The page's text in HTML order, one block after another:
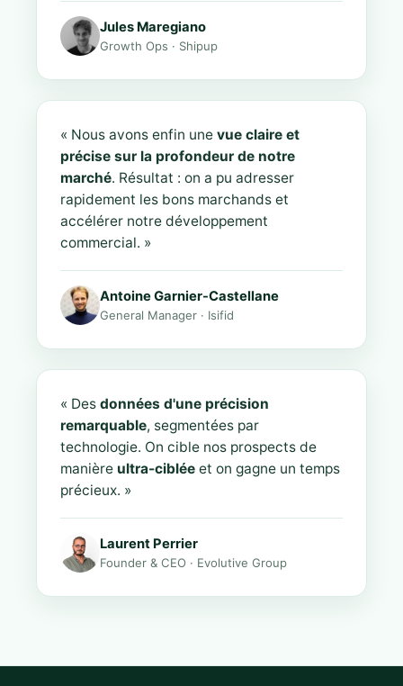
Jules Maregiano
Growth Ops · Shipup
« Nous avons enfin une vue claire et
précise sur la profondeur de notre
marché. Résultat : on a pu adresser
rapidement les bons marchands et
accélérer notre développement
commercial. »
Antoine Garnier-Castellane
General Manager · Isifid
« Des données d'une précision
remarquable, segmentées par
technologie. On cible nos prospects de
manière ultra-ciblée et on gagne un temps
précieux. »
Laurent Perrier
Founder & CEO · Evolutive Group